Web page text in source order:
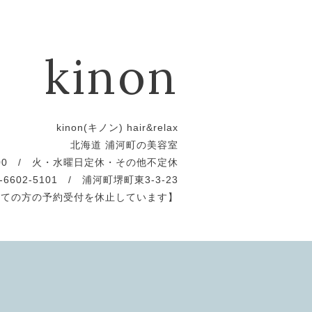
kinon
kinon(キノン) hair&relax
北海道 浦河町の美容室
/ 火・水曜日定休・その他不定休
6602-5101 / 浦河町堺町東3-3-23
の方の予約受付を休止しています】